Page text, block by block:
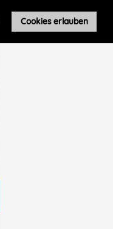
Cookies erlauben